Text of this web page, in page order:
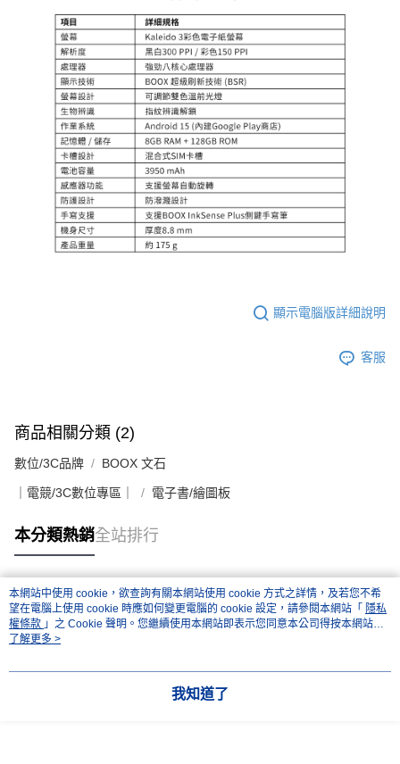
顯示電腦版詳細說明
客服
商品相關分類 (2)
數位/3C品牌 BOOX 文石
｜電競/3C數位專區｜ 電子書/繪圖板
本分類熱銷全站排行
熱門標籤
本網站中使用 cookie，欲查詢有關本網站使用 cookie 方式之詳情，及若您不希
望在電腦上使用 cookie 時應如何變更電腦的 cookie 設定，請參閱本網站「 隱私
權條款 」之 Cookie 聲明。您繼續使用本網站即表示您同意本公司得按本網站使
用條款之 Cookie 聲明使用 cookie。
了解更多 >
我知道了